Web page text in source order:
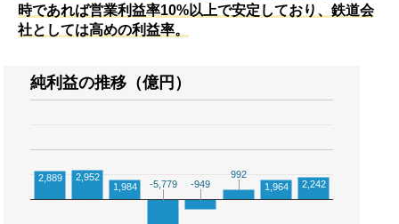
時であれば営業利益率10%以上で安定しており、鉄道会
社としては高めの利益率。
純利益の推移（億円）
2,889
2,952
1,984
-5,779
-5,779 -949
-949
992
992
1,964
2,242